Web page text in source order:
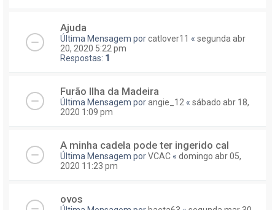
Ajuda
Última Mensagem porcatlover11 « segunda abr
20, 2020 5:22 pm
Respostas: 1
Furão Ilha da Madeira
Última Mensagem porangie_12 « sábado abr 18,
2020 1:09 pm
A minha cadela pode ter ingerido cal
Última Mensagem porVCAC « domingo abr 05,
2020 11:23 pm
ovos